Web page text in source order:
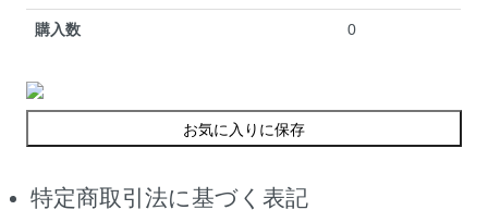
購入数 0
お気に入りに保存
特定商取引法に基づく表記